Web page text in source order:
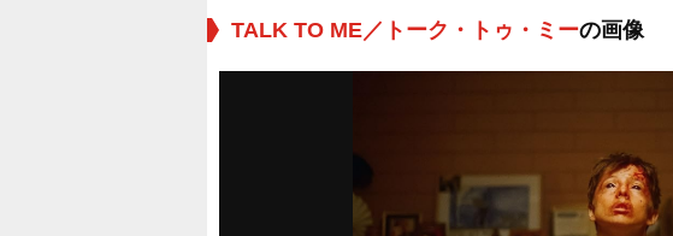
TALK TO ME／トーク・トゥ・ミーの画像